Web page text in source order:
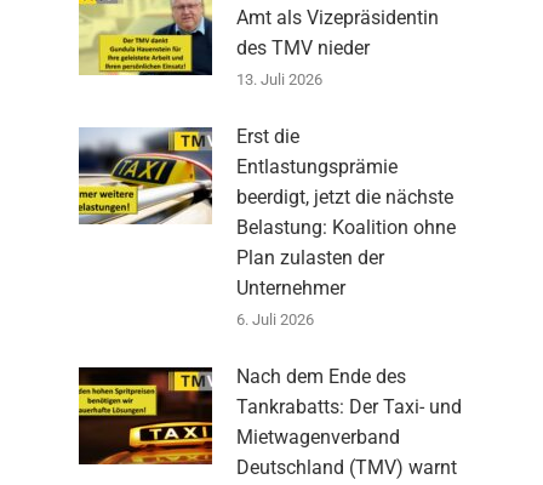
Amt als Vizepräsidentin
des TMV nieder
13. Juli 2026
Erst die
Entlastungsprämie
beerdigt, jetzt die nächste
Belastung: Koalition ohne
Plan zulasten der
Unternehmer
6. Juli 2026
Nach dem Ende des
Tankrabatts: Der Taxi- und
Mietwagenverband
Deutschland (TMV) warnt